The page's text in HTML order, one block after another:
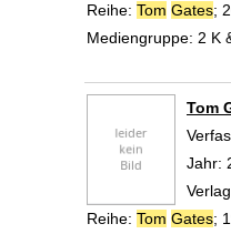
Reihe: Tom Gates;
Mediengruppe: 2 K
Tom
Jahr:
Reihe: Tom Gates;